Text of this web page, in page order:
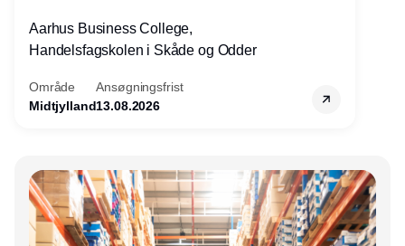
Aarhus Business College,
Handelsfagskolen i Skåde og Odder
Område
Midtjylland
Ansøgningsfrist
13.08.2026
Annonce